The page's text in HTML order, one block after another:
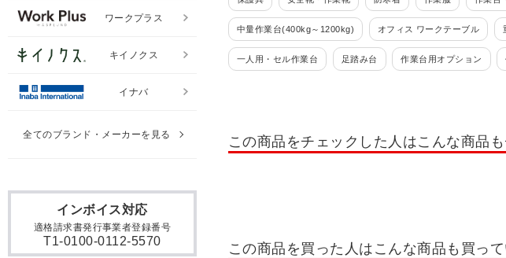
中量作業台(400kg～1200kg) オフィス ワークテーブル
一人用・セル作業台 足踏み台 作業台用オプション
工場・倉庫向けキャビネット 軽量キャビネット(引出し20kg
この商品をチェックした人はこんな商品
この商品を買った人はこんな商品も買っ
インボイス対応
適格請求書発行事業者登録番号
T1-0100-0112-5570
ワークプラス
キイノクス
イナバ
全てのブランド・メーカーを見る